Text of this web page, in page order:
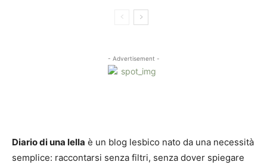
- Advertisement -
Diario di una lella è un blog lesbico nato da una necessità
semplice: raccontarsi senza filtri, senza dover spiegare